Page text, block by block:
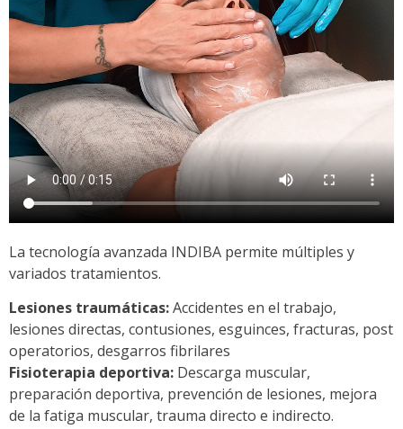
La tecnología avanzada INDIBA permite múltiples y
variados tratamientos.
Lesiones traumáticas:Accidentes en el trabajo,
lesiones directas, contusiones, esguinces, fracturas, post
operatorios, desgarros fibrilares
Fisioterapia deportiva: Descarga muscular,
preparación deportiva, prevención de lesiones, mejora
de la fatiga muscular, trauma directo e indirecto.